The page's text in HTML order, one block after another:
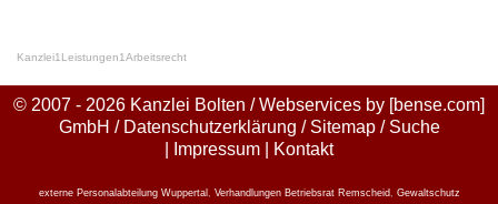
Kanzlei1 Leistungen1Arbeitsrecht
© 2007 - 2026 Kanzlei Bolten / Webservices by [bense.com]
GmbH / Datenschutzerklärung / Sitemap/ Suche
Impressum Kontakt
externe Personalabteilung Wuppertal Verhandlungen Betriebsrat Remscheid Gewaltschutz